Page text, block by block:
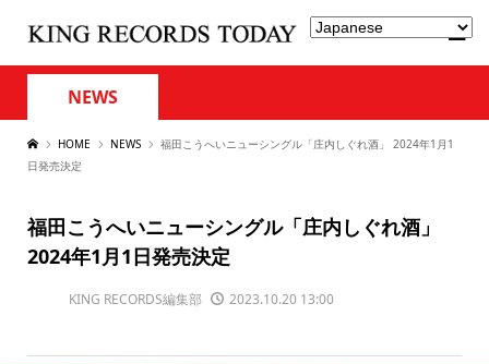
NEWS
HOME NEWS
福田こうへいニューシングル「庄内しぐれ酒」 2024年1月1
日発売決定
福田こうへいニューシングル「庄内しぐれ酒」
2024年1月1日発売決定
KING RECORDS編集部 2023.10.20 13:00